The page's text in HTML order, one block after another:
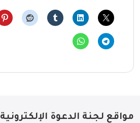
مواقع لجنة الدعوة الإلكترونية